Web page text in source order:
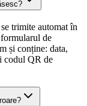
trimite automat în
de
și conține: data,
codul QR de